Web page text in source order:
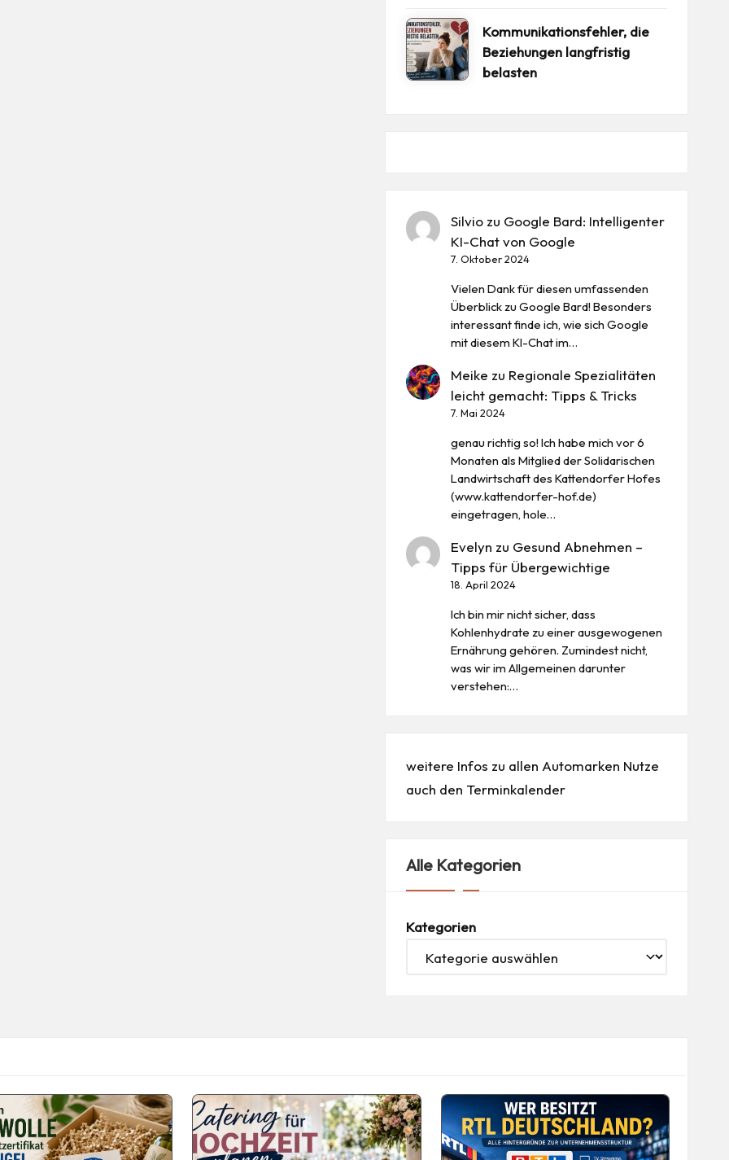
Kommunikationsfehler, die
Beziehungen langfristig
belasten
Silvio zu Google Bard: Intelligenter
KI-Chat von Google
7. Oktober 2024
Vielen Dank für diesen umfassenden
Überblick zu Google Bard! Besonders
interessant finde ich, wie sich Google
mit diesem KI-Chat im…
Meike zu Regionale Spezialitäten
leicht gemacht: Tipps & Tricks
7. Mai 2024
genau richtig so! Ich habe mich vor 6
Monaten als Mitglied der Solidarischen
Landwirtschaft des Kattendorfer Hofes
(www.kattendorfer-hof.de)
eingetragen, hole…
Evelyn zu Gesund Abnehmen –
Tipps für Übergewichtige
18. April 2024
Ich bin mir nicht sicher, dass
Kohlenhydrate zu einer ausgewogenen
Ernährung gehören. Zumindest nicht,
was wir im Allgemeinen darunter
verstehen:…
weitere Infos zu allen Automarken Nutze
auch den Terminkalender
Alle Kategorien
Kategorien